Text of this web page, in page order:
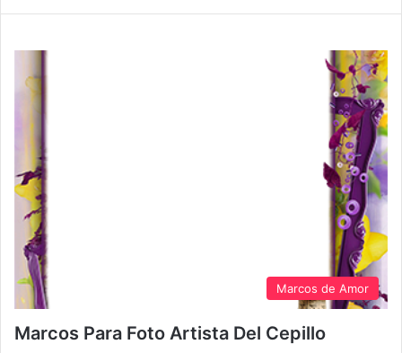
Marcos de Amor
Marcos Para Foto Artista Del Cepillo